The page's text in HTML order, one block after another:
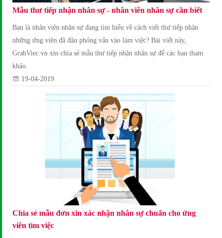
Mẫu thư tiếp nhận nhân sự - nhân viên nhân sự cần biết
Bạn là nhân viên nhân sự đang tìm hiểu về cách viết thư tiếp nhận
những ứng viên đã đậu phỏng vấn vào làm việc? Bài viết này,
GrabViec.vn xin chia sẻ mẫu thư tiếp nhận nhân sự để các bạn tham
khảo.
19-04-2019
Chia sẻ mẫu đơn xin xác nhận nhân sự chuẩn cho ứng
viên tìm việc